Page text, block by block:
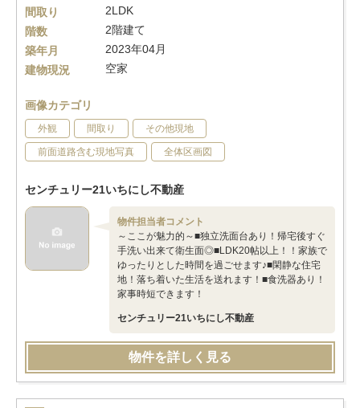
間取り
2LDK
階数
2階建て
築年月
2023年04月
建物現況
空家
画像カテゴリ
外観 間取り その他現地
前面道路含む現地写真 全体区画図
センチュリー21いちにし不動産
物件担当者コメント
～ここが魅力的～■独立洗面台あり！帰宅後すぐ
手洗い出来て衛生面◎■LDK20帖以上！！家族で
ゆったりとした時間を過ごせます♪■閑静な住宅
地！落ち着いた生活を送れます！■食洗器あり！
家事時短できます！
センチュリー21いちにし不動産
物件を詳しく見る